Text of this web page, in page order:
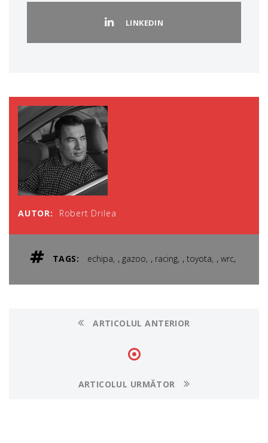
LINKEDIN
AUTOR: Robert Drilea
TAGS: echipa , gazoo , racing ,toyota ,wrc,
ARTICOLUL ANTERIOR
ARTICOLUL URMĂTOR